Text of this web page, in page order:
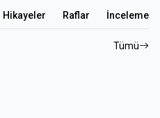
Hikayeler Raflar
Tümü